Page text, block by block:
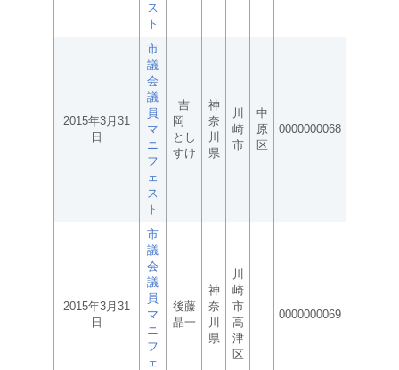
ス
ト
2015年3月31
日
市
議
会
議
員
マ
ニ
フ
ェ
ス
ト
吉
岡
とし
すけ
神
奈
川
県
川
崎
市
中
原
区
0000000068
2015年3月31
日
市
議
会
議
員
マ
ニ
フ
ェ
後藤
晶一
神
奈
川
県
川
崎
市
高
津
区
0000000069